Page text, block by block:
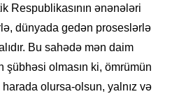
Respublikasının ənənələri
dünyada gedən proseslərlə
Bu sahədə mən daim
şübhəsi olmasın ki, ömrümün
olursa-olsun, yalnız və